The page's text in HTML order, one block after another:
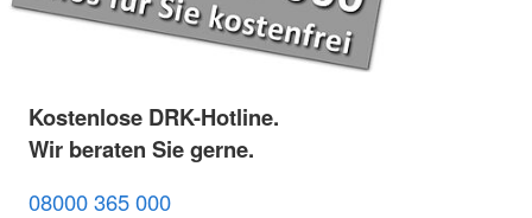
Kostenlose DRK-Hotline.
Wir beraten Sie gerne.
08000 365 000